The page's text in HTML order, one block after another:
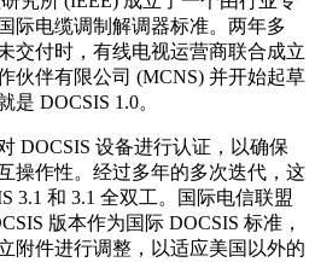
际电缆调制解调器标准。两年多
交付时，有线电视运营商联合成立
伙伴有限公司 (MCNS) 并开始起草
DOCSIS 1.0。
DOCSIS 设备进行认证，以确保
操作性。经过多年的多次迭代，这
3.1 和 3.1 全双工。国际电信联盟
版本作为国际 DOCSIS 标准，
附件进行调整，以适应美国以外的